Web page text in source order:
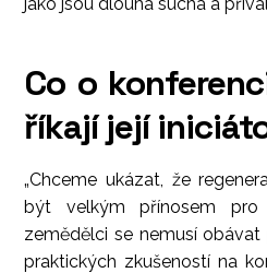
Co o
říkají její
„Chceme ukázat, že
být velkým přínosem pro
zemědělci se nemusí
praktických zkušeností na